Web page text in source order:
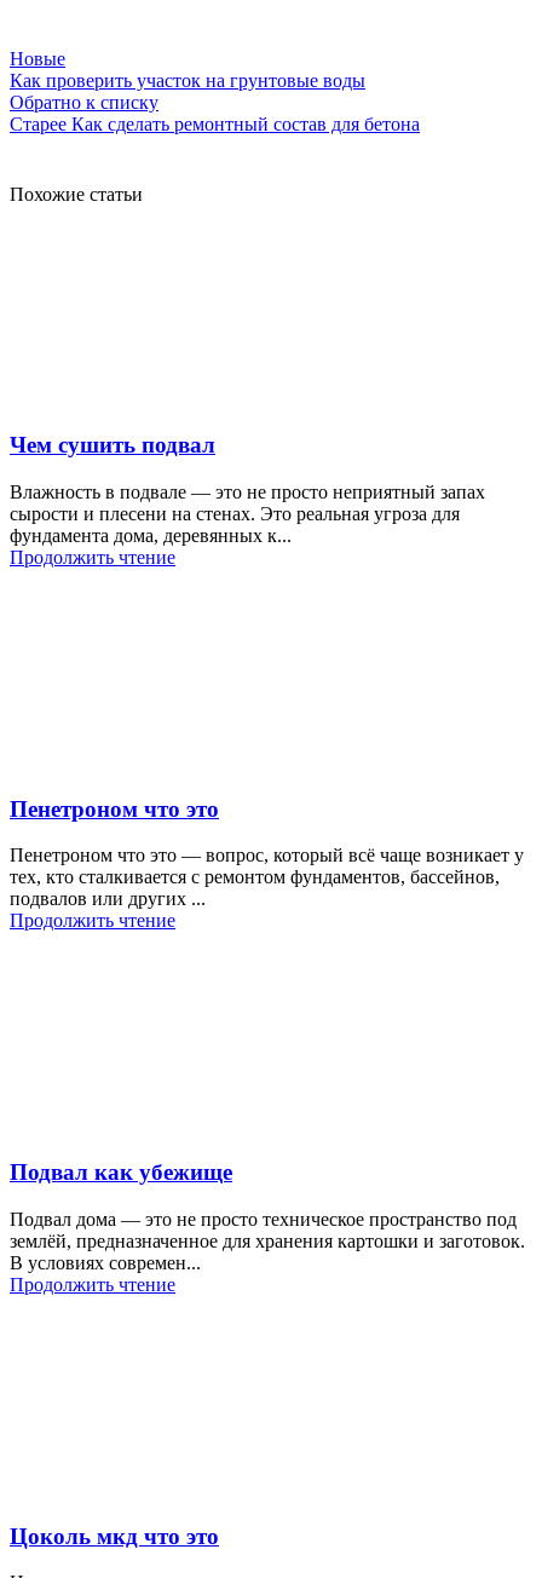
Новые
Как проверить участок на грунтовые воды
Обратно к списку
Старее Как сделать ремонтный состав для бетона
Похожие статьи
Чем сушить подвал
Влажность в подвале — это не просто неприятный запах
сырости и плесени на стенах. Это реальная угроза для
фундамента дома, деревянных к...
Продолжить чтение
Пенетроном что это
Пенетроном что это — вопрос, который всё чаще возникает у
тех, кто сталкивается с ремонтом фундаментов, бассейнов,
подвалов или других ...
Продолжить чтение
Подвал как убежище
Подвал дома — это не просто техническое пространство под
землёй, предназначенное для хранения картошки и заготовок.
В условиях современ...
Продолжить чтение
Цоколь мкд что это